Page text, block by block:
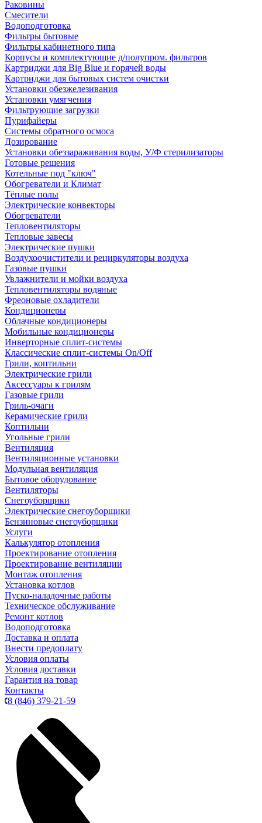
Раковины
Смесители
Водоподготовка
Фильтры бытовые
Фильтры кабинетного типа
Корпусы и комплектующие д/полупром. фильтров
Картриджи для Big Blue и горячей воды
Картриджи для бытовых систем очистки
Установки обезжелезивания
Установки умягчения
Фильтрующие загрузки
Пурифайеры
Системы обратного осмоса
Дозирование
Установки обеззараживания воды, У/Ф стерилизаторы
Готовые решения
Котельные под "ключ"
Обогреватели и Климат
Тёплые полы
Электрические конвекторы
Обогреватели
Тепловентиляторы
Тепловые завесы
Электрические пушки
Воздухоочистители и рециркуляторы воздуха
Газовые пушки
Увлажнители и мойки воздуха
Тепловентиляторы водяные
Фреоновые охладители
Кондиционеры
Облачные кондиционеры
Мобильные кондиционеры
Инверторные сплит-системы
Классические сплит-системы On/Off
Грили, коптильни
Электрические грили
Аксессуары к грилям
Газовые грили
Гриль-очаги
Керамические грили
Коптильни
Угольные грили
Вентиляция
Вентиляционные установки
Модульная вентиляция
Бытовое оборудование
Вентиляторы
Снегоуборщики
Электрические снегоуборщики
Бензиновые снегоуборщики
Услуги
Калькулятор отопления
Проектирование отопления
Проектирование вентиляции
Монтаж отопления
Установка котлов
Пуско-наладочные работы
Техническое обслуживание
Ремонт котлов
Водоподготовка
Доставка и оплата
Внести предоплату
Условия оплаты
Условия доставки
Гарантия на товар
Контакты
8 (846) 379-21-59